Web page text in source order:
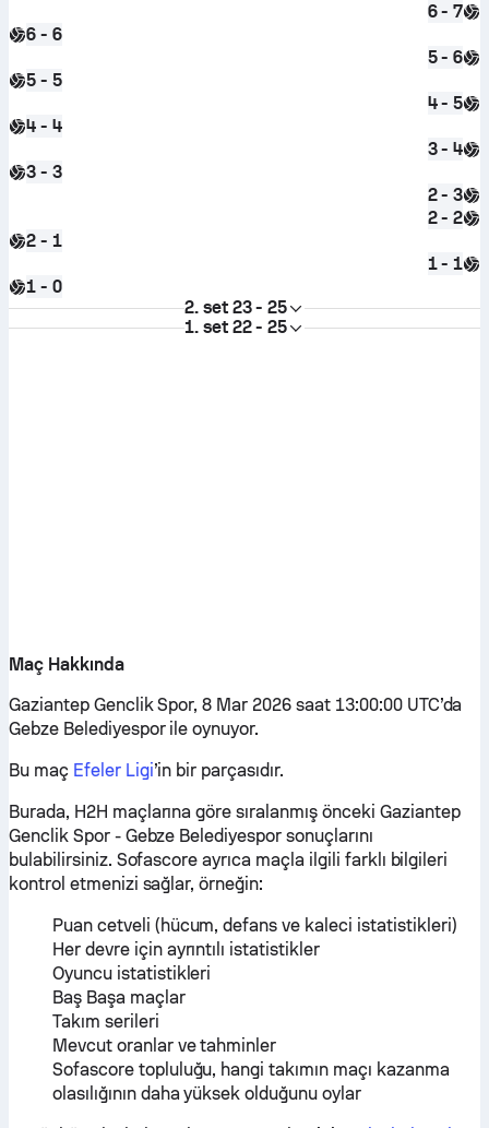
6 - 7
6 - 6
5 - 6
5 - 5
4 - 5
4 - 4
3 - 4
3 - 3
2 - 3
2 - 2
2 - 1
1 - 1
1 - 0
2. set 23 - 25
1. set 22 - 25
Maç Hakkında
Gaziantep Genclik Spor, 8 Mar 2026 saat 13:00:00 UTC’da
Gebze Belediyespor ile oynuyor.
Bu maç Efeler Ligi’in bir parçasıdır.
Burada, H2H maçlarına göre sıralanmış önceki Gaziantep
Genclik Spor - Gebze Belediyespor sonuçlarını
bulabilirsiniz. Sofascore ayrıca maçla ilgili farklı bilgileri
kontrol etmenizi sağlar, örneğin:
Puan cetveli (hücum, defans ve kaleci istatistikleri)
Her devre için ayrıntılı istatistikler
Oyuncu istatistikleri
Baş Başa maçlar
Takım serileri
Mevcut oranlar ve tahminler
Sofascore topluluğu, hangi takımın maçı kazanma
olasılığının daha yüksek olduğunu oylar